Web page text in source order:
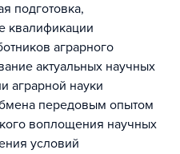
подготовка,
квалификации
аграрного
актуальных научных
аграрной науки
передовым опытом
воплощения научных
условий